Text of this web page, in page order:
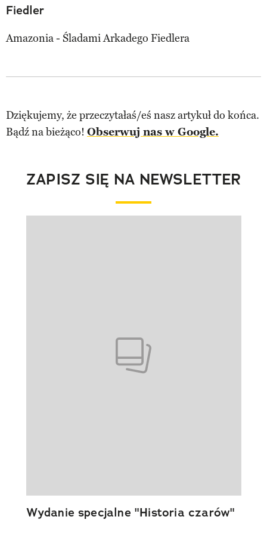
Fiedler
Amazonia - Śladami Arkadego Fiedlera
Dziękujemy, że przeczytałaś/eś nasz artykuł do końca.
Bądź na bieżąco! Obserwuj nas w Google.
ZAPISZ SIĘ NA NEWSLETTER
Wydanie specjalne "Historia czarów"